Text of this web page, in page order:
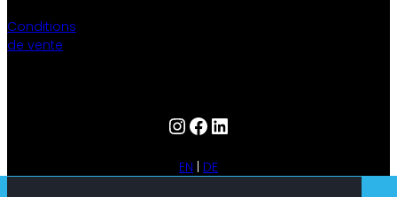
Conditions
de vente
Instagram
Facebook
LinkedIn
EN DE